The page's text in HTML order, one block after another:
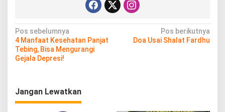
N
a
v
g
a
Pos sebelumnya
4 Manfaat Kesehatan Panjat
Tebing, Bisa Mengurangi
Gejala Depresi!
Pos berikutnya
Doa Usai Shalat Fardhu
Jangan Lewatkan